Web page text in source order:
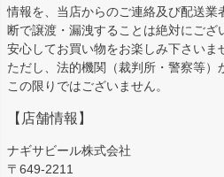
情報を、当店からのご連絡及び配送業
断で譲渡・漏洩することは絶対にござ
安心してお買い物をお楽しみ下さいま
ただし、法的機関（裁判所・警察等）
この限りではございません。
【店舗情報】
ナギサビール株式会社
〒649-2211